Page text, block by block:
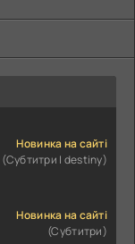
Новинка на сайті
(Субтитри | destiny)
Новинка на сайті
(Субтитри)